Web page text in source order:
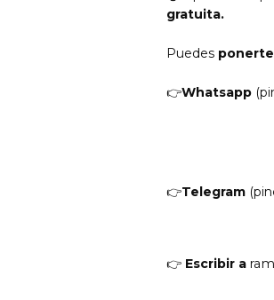
gratuita.
Puedes
👉Whatsapp
👉Telegram
👉 Escribir a